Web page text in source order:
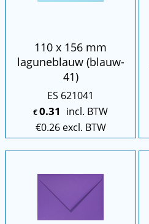
110 x 156 mm
laguneblauw (blauw-
41)
ES 621041
€0.31 incl. BTW
€0.26 excl. BTW